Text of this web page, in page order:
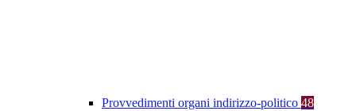
Provvedimenti organi indirizzo-politico 48